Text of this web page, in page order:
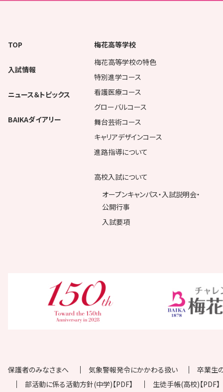
TOP
入試情報
ニュース＆トピックス
BAIKAダイアリー
梅花高等学校
梅花高等学校の特色
特別進学コース
看護医療コース
グローバルコース
舞台芸術コース
キャリアデザインコース
進路指導について
高校入試について
オープンキャンパス・入試説明会・
公開行事
入試要項
保護者のみなさまへ 気象警報発令にかかわる扱い
卒業生
部活動に係る活動方針(中学)【PDF】
生徒手帳(高校)【PDF】